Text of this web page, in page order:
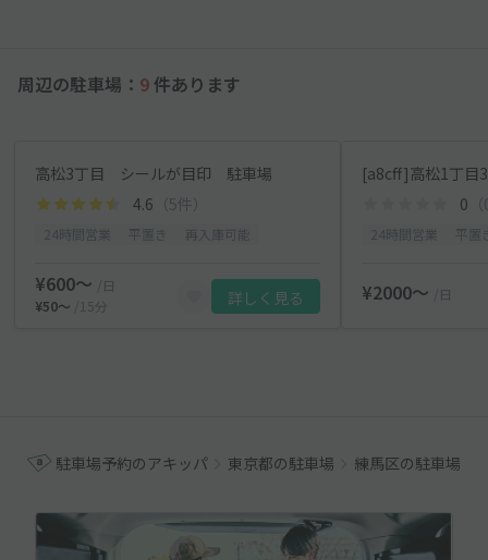
周辺の駐車場： 9 件あります
高松3丁目 シールが目印 駐車場
4.6 （5件）
¥600〜
/日
¥50〜
/15分 詳しく見る
0
¥2000〜 /日
駐車場予約のアキッパ 東京都の駐車場 練馬区の駐車場